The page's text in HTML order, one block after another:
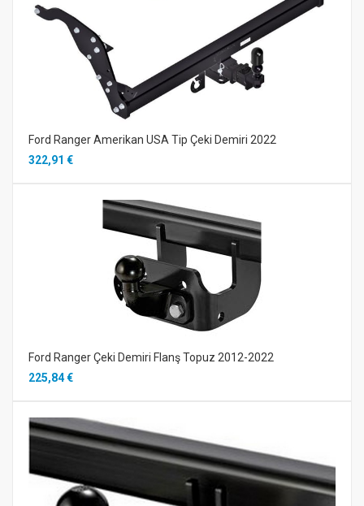
Ford Ranger Amerikan USA Tip Çeki Demiri 2022
322,91 €
Ford Ranger Çeki Demiri Flanş Topuz 2012-2022
225,84 €